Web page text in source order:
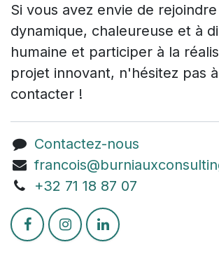
Si vous avez envie de
dynamique, chaleureuse et à
humaine et participer à la
projet innovant, n'hésitez pas
contacter !
Contactez-nous
+32 71 18 87 07